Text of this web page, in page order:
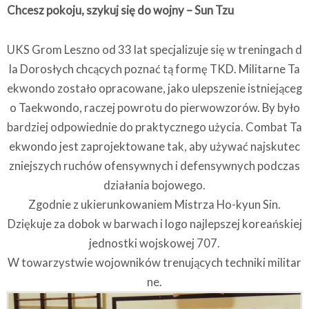
Chcesz pokoju, szykuj się do wojny – Sun Tzu
UKS Grom Leszno od 33 lat specjalizuje się w treningach d
la Dorosłych chcących poznać tą formę TKD. Militarne Ta
ekwondo zostało opracowane, jako ulepszenie istniejąceg
o Taekwondo, raczej powrotu do pierwowzorów. By było
bardziej odpowiednie do praktycznego użycia. Combat Ta
ekwondo jest zaprojektowane tak, aby używać najskutec
zniejszych ruchów ofensywnych i defensywnych podczas
działania bojowego.
Zgodnie z ukierunkowaniem Mistrza Ho-kyun Sin.
Dziękuje za dobok w barwach i logo najlepszej koreańskiej
jednostki wojskowej 707.
W towarzystwie wojowników trenujących techniki militar
ne.